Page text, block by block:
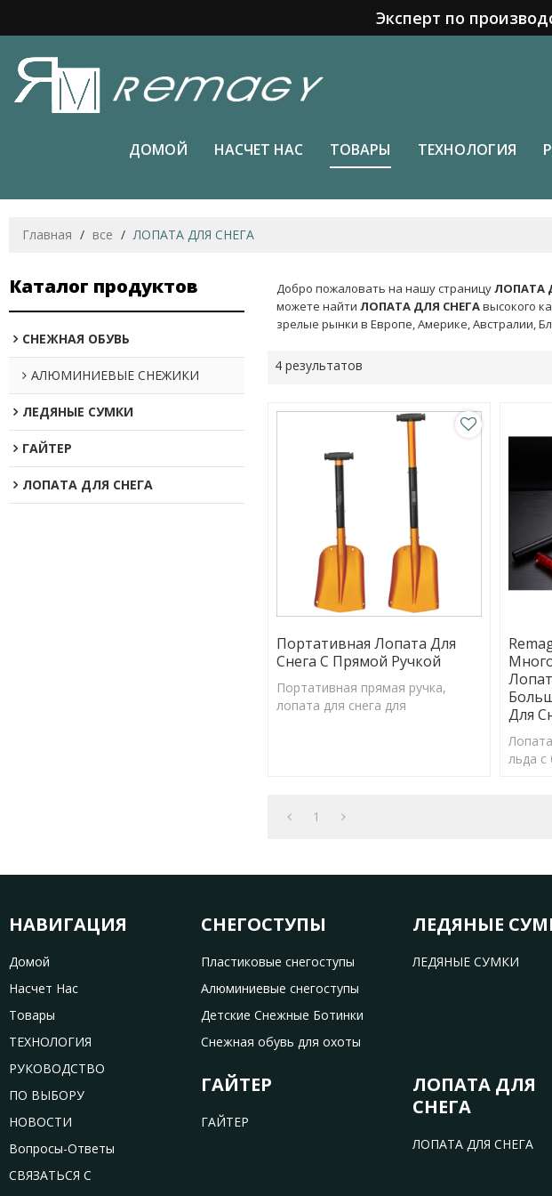
Эксперт по
ДОМОЙ НАСЧЕТ НАС ТОВАРЫ ТЕХНОЛОГИЯ
Главная / все / ЛОПАТА ДЛЯ СНЕГА
Каталог продуктов
СНЕЖНАЯ ОБУВЬ
АЛЮМИНИЕВЫЕ СНЕЖИКИ
ЛЕДЯНЫЕ СУМКИ
ГАЙТЕР
ЛОПАТА ДЛЯ СНЕГА
Добро пожаловать на нашу страницуЛОПАТА
можете найтиЛОПАТА ДЛЯ СНЕГАвысокого
зрелые рынки в Европе, Америке, Австралии,
4 результатов
Портативная Лопата Для
Снега С Прямой Ручкой
Портативная прямая ручка,
лопата для снега для
Для
льда
1
НАВИГАЦИЯ
Домой
Насчет Нас
Товары
ТЕХНОЛОГИЯ
РУКОВОДСТВО
ПО ВЫБОРУ
НОВОСТИ
Вопросы-Ответы
СВЯЗАТЬСЯ С
СНЕГОСТУПЫ
Пластиковые снегоступы
Алюминиевые снегоступы
Детские Снежные Ботинки
Снежная обувь для охоты
ЛЕДЯНЫЕ
ЛЕДЯНЫЕ СУМКИ
ГАЙТЕР
ГАЙТЕР
ЛОПАТА ДЛЯ
СНЕГА
ЛОПАТА ДЛЯ СНЕГА